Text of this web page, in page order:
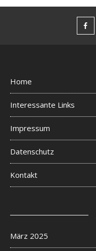
Home
Interessante Links
Impressum
Datenschutz
Kontakt
März 2025